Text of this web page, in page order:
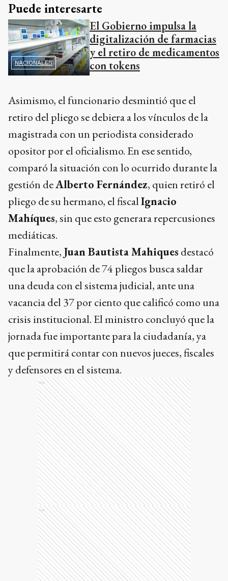
Puede interesarte
NACIONALES
El Gobierno impulsa la
digitalización de farmacias
y el retiro de medicamentos
con tokens
Asimismo, el funcionario desmintió que el
retiro del pliego se debiera a los vínculos de la
magistrada con un periodista considerado
opositor por el oficialismo. En ese sentido,
comparó la situación con lo ocurrido durante la
gestión deAlberto Fernández, quien retiró el
pliego de su hermano, el fiscalIgnacio
Mahíques, sin que esto generara repercusiones
mediáticas.
Finalmente, Juan Bautista Mahiques destacó
que la aprobación de 74 pliegos busca saldar
una deuda con el sistema judicial, ante una
vacancia del 37 por ciento que calificó como una
crisis institucional. El ministro concluyó que la
jornada fue importante para la ciudadanía, ya
que permitirá contar con nuevos jueces, fiscales
y defensores en el sistema.
Ads
Ads